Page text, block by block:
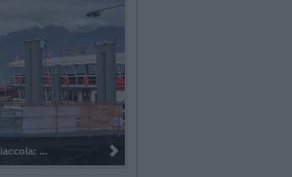
I 100 anni del Corpo Musicale di